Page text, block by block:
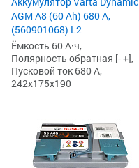
AGM A8 (60 Ah) 680 А,
(560901068) L2
Ёмкость 60 А·ч,
Полярность обратная [- +],
Пусковой ток 680 А,
242x175x190